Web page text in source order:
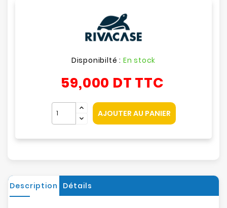
Disponibilté : En stock
59,000 DT TTC
AJOUTER AU PANIER
Description Détails